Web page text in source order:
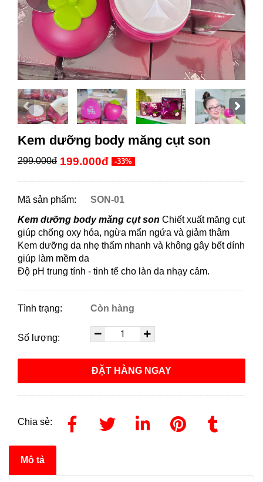
Kem dưỡng body măng cụt son
299.000đ 199.000đ -33%
Mã sản phẩm:
SON-01
Kem dưỡng body măng cụt son Chiết xuất măng cụt
giúp chống oxy hóa, ngừa mẩn ngứa và giảm thâm
Kem dưỡng da nhẹ thấm nhanh và không gây bết dính
giúp làm mềm da
Độ pH trung tính - tinh tế cho làn da nhạy cảm.
Tình trạng: Còn hàng
Số lượng:
ĐẶT HÀNG NGAY
Chia sẻ:
Mô tả